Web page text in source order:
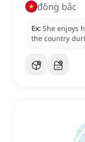
đông bắc
Ex: She enjoys
the country